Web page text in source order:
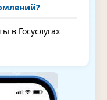
в Госуслугах